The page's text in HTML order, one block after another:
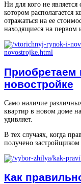
Ни для кого не является
котором располагается
отражаться на ее
находящиеся на первом
Приобретаем
новостройке
Само наличие
квартир в новом доме
удивляет.
В тех случаях, когда
получено
Как